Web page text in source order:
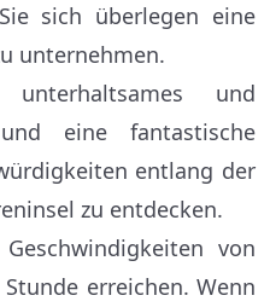
sich überlegen eine
unternehmen.
und
eine fantastische
entlang der
zu entdecken.
von
erreichen. Wenn